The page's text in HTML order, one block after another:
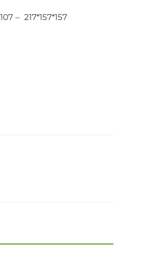
– 217*157*157